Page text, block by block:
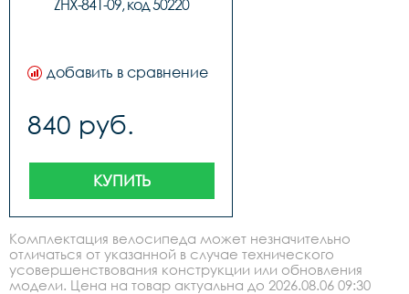
ZHX-841-09, код 50220
добавить в сравнение
840 руб.
КУПИТЬ
Комплектация велосипеда может незначительно
отличаться от указанной в случае технического
усовершенствования конструкции или обновления
модели. Цена на товар актуальна до 2026.08.06 09:30